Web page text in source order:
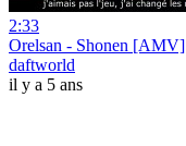
2:33
Orelsan - Shonen [AMV]
daftworld
il y a 5 ans